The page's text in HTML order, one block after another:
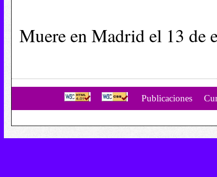
Muere en Madrid el 13 de
Publicaciones